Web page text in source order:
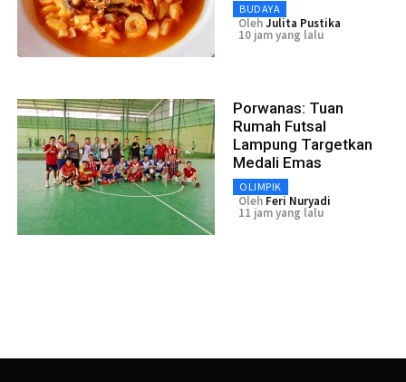
BUDAYA
OlehJulita Pustika
10 jam yang lalu
Porwanas: Tuan
Rumah Futsal
Lampung Targetkan
Medali Emas
OLIMPIK
Oleh Feri Nuryadi
11 jam yang lalu